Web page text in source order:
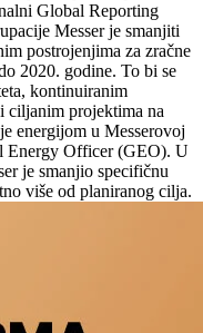
Global Reporting
Messer je smanjiti
postrojenjima za zračne
2020. godine. To bi se
kontinuiranim
ciljanim projektima na
energijom u Messerovoj
Energy Officer (GEO). U
je smanjio specifičnu
više od planiranog cilja.